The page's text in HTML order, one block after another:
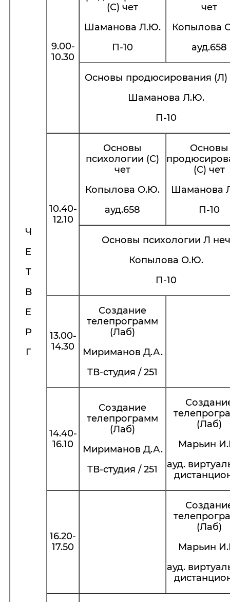
Ч
Е
Т
В
Е
Р
Г
9.00-
10.30
(С) чет
Шаманова Л.Ю.
П-10
чет
Копылова
ауд.658
Основы продюсирования (Л)
Шаманова Л.Ю.
П-10
10.40-
12.10
Основы
психологии (С)
чет
Копылова О.Ю.
ауд.658
Основы
(С) чет
Шаманова
П-10
Основы психологии Л неч
Копылова О.Ю.
П-10
13.00-
14.30
Создание
телепрограмм
(Лаб)
Мириманов Д.А.
ТВ-студия / 251
14.40-
16.10
Создание
телепрограмм
(Лаб)
Мириманов Д.А.
ТВ-студия / 251
(Лаб)
Марьин
ауд.
16.20-
17.50
(Лаб)
Марьин
ауд.